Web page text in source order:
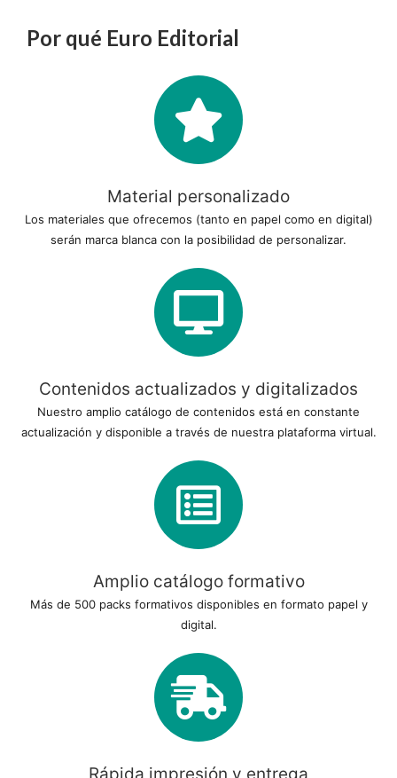
Por qué Euro Editorial
Material personalizado
Los materiales que ofrecemos (tanto en papel como en digital)
serán marca blanca con la posibilidad de personalizar.
Contenidos actualizados y digitalizados
Nuestro amplio catálogo de contenidos está en constante
actualización y disponible a través de nuestra plataforma virtual.
Amplio catálogo formativo
Más de 500 packs formativos disponibles en formato papel y
digital.